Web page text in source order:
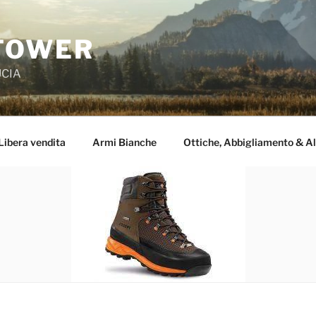
vendita Armi Bianche Ottiche, Abbigliamento &